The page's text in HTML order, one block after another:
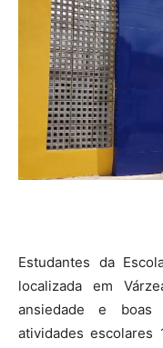
Estudantes da
localizada em
ansiedade e boas
atividades escolares